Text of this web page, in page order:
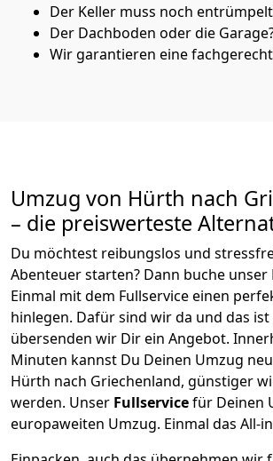
Der Keller muss noch
Der Dachboden oder die
Wir garantieren eine
Umzug von Hürth nach
– die preiswerteste
Du möchtest reibungslos und
Abenteuer starten? Dann buche
Einmal mit dem Fullservice einen
hinlegen. Dafür sind wir da und das ist
übersenden wir Dir ein Angebot.
Minuten kannst Du Deinen Umzug
Hürth nach Griechenland, günstiger
werden. Unser Fullservicefür Deinen
europaweiten Umzug. Einmal das All-